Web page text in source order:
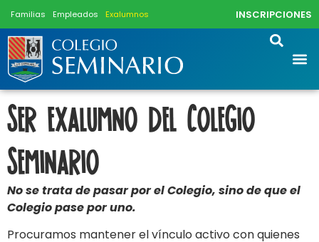
Familias Empleados Exalumnos INSCRIPCIONES
Ser exalumno del Colegio
Seminario
No se trata de pasar por el Colegio, sino de que el
Colegio pase por uno.
Procuramos mantener el vínculo activo con quienes